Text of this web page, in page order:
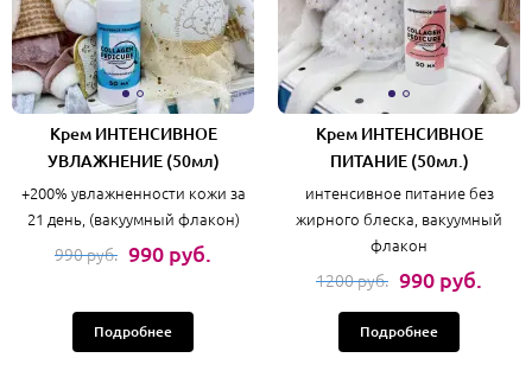
Крем ИНТЕНСИВНОЕ
УВЛАЖНЕНИЕ (50мл)
+200% увлажненности кожи за
21 день, (вакуумный флакон)
990 руб. 990 руб.
Подробнее
Крем ИНТЕНСИВНОЕ
ПИТАНИЕ (50мл.)
интенсивное питание без
жирного блеска, вакуумный
флакон
1200 руб. 990 руб.
Подробнее